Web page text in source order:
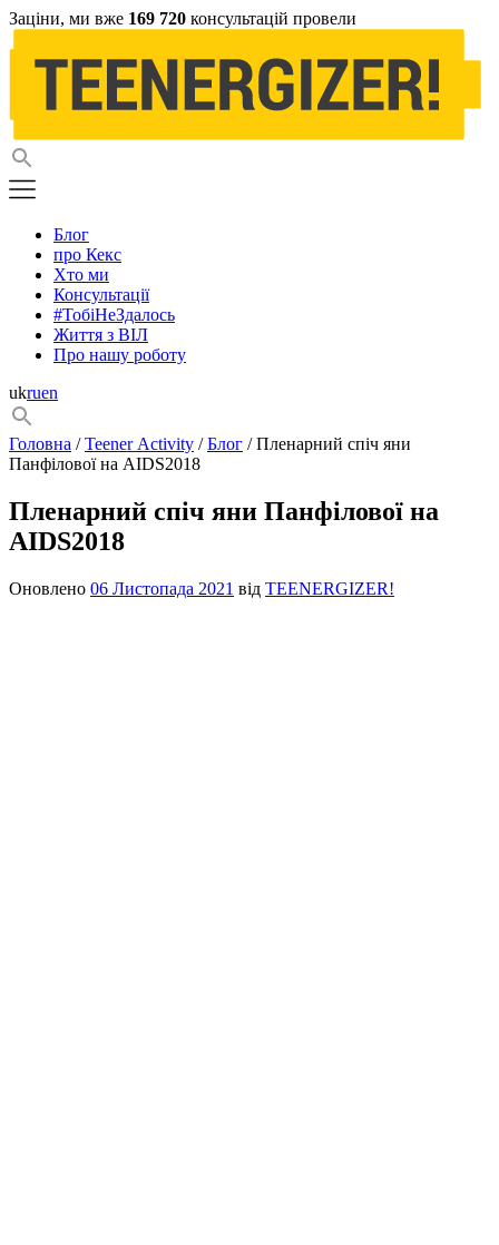
Заціни, ми вже 169 720 консультацій провели
Блог
про Кекс
Хто ми
Консультації
#ТобіНеЗдалось
Життя з ВІЛ
Про нашу роботу
ukruen
Головна /Teener Activity /Блог / Пленарний спіч яни
Панфілової на AIDS2018
Пленарний спіч яни Панфілової на
AIDS2018
Оновлено 06 Листопада 2021 від TEENERGIZER!